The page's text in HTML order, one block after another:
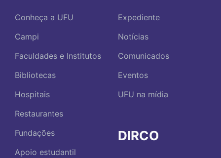
Conheça a UFU
Campi
Faculdades e Institutos
Bibliotecas
Hospitais
Restaurantes
Fundações
Apoio estudantil
Expediente
Notícias
Comunicados
Eventos
UFU na mídia
DIRCO